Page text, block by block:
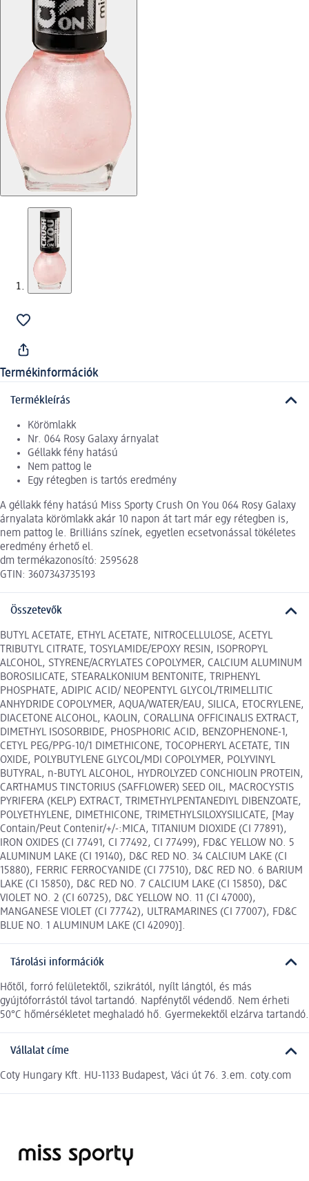
Termékinformációk
Termékleírás
Körömlakk
Nr. 064 Rosy Galaxy árnyalat
Géllakk fény hatású
Nem pattog le
Egy rétegben is tartós eredmény
A géllakk fény hatású Miss Sporty Crush On You 064 Rosy Galaxy
árnyalata körömlakk akár 10 napon át tart már egy rétegben is,
nem pattog le. Brilliáns színek, egyetlen ecsetvonással tökéletes
eredmény érhető el.
dm termékazonosító: 2595628
GTIN: 3607343735193
Összetevők
BUTYL ACETATE, ETHYL ACETATE, NITROCELLULOSE, ACETYL
TRIBUTYL CITRATE, TOSYLAMIDE/EPOXY RESIN, ISOPROPYL
ALCOHOL, STYRENE/ACRYLATES COPOLYMER, CALCIUM ALUMINUM
BOROSILICATE, STEARALKONIUM BENTONITE, TRIPHENYL
PHOSPHATE, ADIPIC ACID/ NEOPENTYL GLYCOL/TRIMELLITIC
ANHYDRIDE COPOLYMER, AQUA/WATER/EAU, SILICA, ETOCRYLENE,
DIACETONE ALCOHOL, KAOLIN, CORALLINA OFFICINALIS EXTRACT,
DIMETHYL ISOSORBIDE, PHOSPHORIC ACID, BENZOPHENONE-1,
CETYL PEG/PPG-10/1 DIMETHICONE, TOCOPHERYL ACETATE, TIN
OXIDE, POLYBUTYLENE GLYCOL/MDI COPOLYMER, POLYVINYL
BUTYRAL, n-BUTYL ALCOHOL, HYDROLYZED CONCHIOLIN PROTEIN,
CARTHAMUS TINCTORIUS (SAFFLOWER) SEED OIL, MACROCYSTIS
PYRIFERA (KELP) EXTRACT, TRIMETHYLPENTANEDIYL DIBENZOATE,
POLYETHYLENE, DIMETHICONE, TRIMETHYLSILOXYSILICATE, [May
Contain/Peut Contenir/+/-:MICA, TITANIUM DIOXIDE (CI 77891),
IRON OXIDES (CI 77491, CI 77492, CI 77499), FD&C YELLOW NO. 5
ALUMINUM LAKE (CI 19140), D&C RED NO. 34 CALCIUM LAKE (CI
15880), FERRIC FERROCYANIDE (CI 77510), D&C RED NO. 6 BARIUM
LAKE (CI 15850), D&C RED NO. 7 CALCIUM LAKE (CI 15850), D&C
VIOLET NO. 2 (CI 60725), D&C YELLOW NO. 11 (CI 47000),
MANGANESE VIOLET (CI 77742), ULTRAMARINES (CI 77007), FD&C
BLUE NO. 1 ALUMINUM LAKE (CI 42090)].
Tárolási információk
Hőtől, forró felületektől, szikrától, nyílt lángtól, és más
gyújtóforrástól távol tartandó. Napfénytől védendő. Nem érheti
50°C hőmérsékletet meghaladó hő. Gyermekektől elzárva tartandó.
Vállalat címe
Coty Hungary Kft. HU-1133 Budapest, Váci út 76. 3.em. coty.com